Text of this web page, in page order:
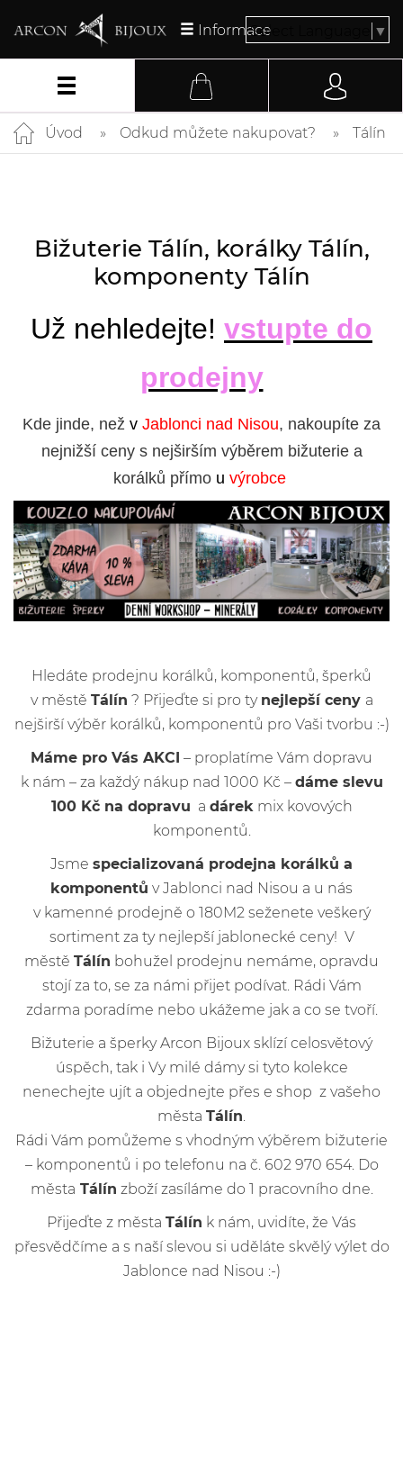
InformaceSelect Language ▼
Úvod Odkud můžete nakupovat? Tálín
Bižuterie Tálín, korálky Tálín,
komponenty Tálín
Už nehledejte! vstupte do
prodejny
Kde jinde, než v Jablonci nad Nisou, nakoupíte za
nejnižší ceny s nejširším výběrem bižuterie a
korálků přímo u výrobce
Hledáte prodejnu korálků, komponentů, šperků
v městě Tálín ? Přijeďte si pro ty nejlepší ceny a
nejširší výběr korálků, komponentů pro Vaši tvorbu :-)
Máme pro Vás AKCI – proplatíme Vám dopravu
k nám – za každý nákup nad 1000 Kč – dáme slevu
100 Kč na dopravu a dárek mix kovových
komponentů.
Jsme specializovaná prodejna korálků a
komponentů v Jablonci nad Nisou a u nás
v kamenné prodejně o 180M2 seženete veškerý
sortiment za ty nejlepší jablonecké ceny! V
městě Tálín bohužel prodejnu nemáme, opravdu
stojí za to, se za námi přijet podívat. Rádi Vám
zdarma poradíme nebo ukážeme jak a co se tvoří.
Bižuterie a šperky Arcon Bijoux sklízí celosvětový
úspěch, tak i Vy milé dámy si tyto kolekce
nenechejte ujít a objednejte přes e shop z vašeho
města Tálín
Rádi Vám pomůžeme s vhodným výběrem bižuterie
– komponentů i po telefonu na č. 602 970 654. Do
města Tálín zboží zasíláme do 1 pracovního dne.
Přijeďte z města Tálín k nám, uvidíte, že Vás
přesvědčíme a s naší slevou si uděláte skvělý výlet do
Jablonce nad Nisou :-)